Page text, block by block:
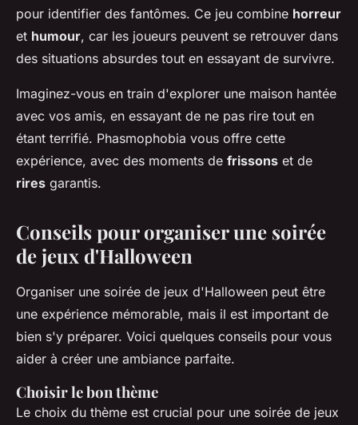
pour identifier des fantômes. Ce jeu combine horreur
et humour, car les joueurs peuvent se retrouver dans
des situations absurdes tout en essayant de survivre.
Imaginez-vous en train d'explorer une maison hantée
avec vos amis, en essayant de ne pas rire tout en
étant terrifié. Phasmophobia vous offre cette
expérience, avec des moments de frissons et de
rires garantis.
Conseils pour organiser une soirée
de jeux d'Halloween
Organiser une soirée de jeux d'Halloween peut être
une expérience mémorable, mais il est important de
bien s'y préparer. Voici quelques conseils pour vous
aider à créer une ambiance parfaite.
Choisir le bon thème
Le choix du thème est crucial pour une soirée de jeux